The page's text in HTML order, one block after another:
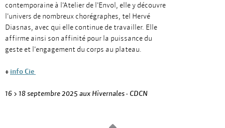
contemporaine à l’Atelier de l’Envol, elle y découvre
l’univers de nombreux chorégraphes, tel Hervé
Diasnas, avec qui elle continue de travailler. Elle
affirme ainsi son affinité pour la puissance du
geste et l’engagement du corps au plateau.
+ info Cie
16 > 18 septembre 2025 aux Hivernales - CDCN